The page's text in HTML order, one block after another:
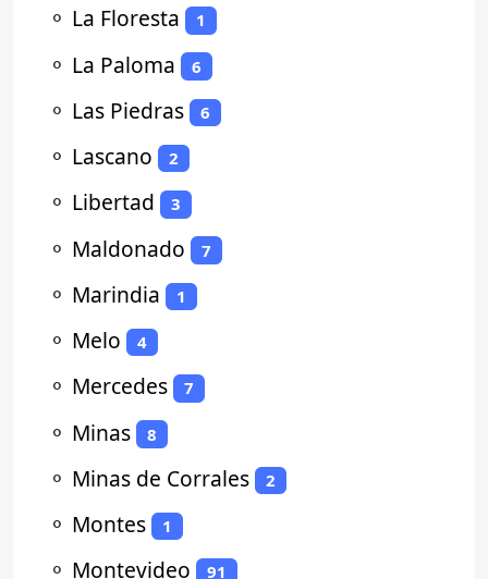
⚬ La Floresta 1
⚬ La Paloma 6
⚬ Las Piedras 6
⚬ Lascano 2
⚬ Libertad 3
⚬ Maldonado 7
⚬ Marindia 1
⚬ Melo 4
⚬ Mercedes 7
⚬ Minas 8
⚬ Minas de Corrales 2
⚬ Montes 1
⚬ Montevideo 91